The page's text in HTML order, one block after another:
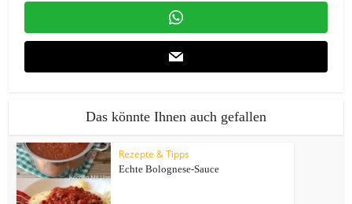
Das könnte Ihnen auch gefallen
Rezepte & Tipps
Echte Bolognese-Sauce